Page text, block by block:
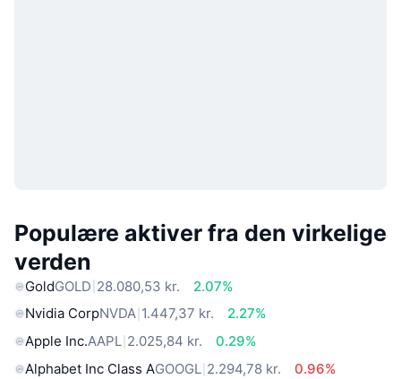
Populære aktiver fra den virkelige
verden
GoldGOLD 28.080,53 kr.
2.07%
Nvidia CorpNVDA 1.447,37 kr.
2.27%
Apple Inc.AAPL 2.025,84 kr.
0.29%
Alphabet Inc Class AGOOGL 2.294,78 kr.
0.96%